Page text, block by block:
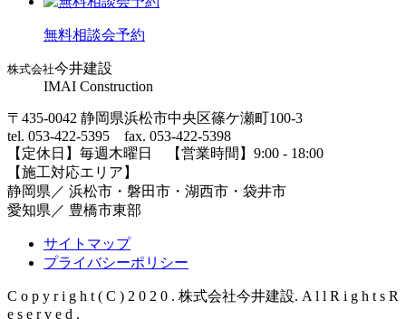
無料相談会予約
株式会社今井建設
IMAI Construction
〒435-0042 静岡県浜松市中央区篠ケ瀬町100-3
tel. 053-422-5395 fax. 053-422-5398
【定休⽇】毎週⽊曜⽇ 【営業時間】9:00 - 18:00
【施⼯対応エリア】
静岡県／ 浜松市・磐⽥市・湖⻄市・袋井市
愛知県／ 豊橋市東部
サイトマップ
プライバシーポリシー
C o p y r i g h t ( C ) 2 0 2 0 . 株式会社今井建設. A l l R i g h t s R
e s e r v e d .